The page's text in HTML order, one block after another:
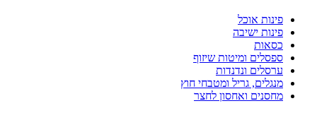
פינות אוכל
פינות ישיבה
כסאות
ספסלים ומיטות שיזוף
ערסלים ונדנדות
מנגלים, גריל ומטבחי חוץ
מחסנים ואחסון לחצר